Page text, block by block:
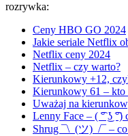
rozrywka:
Ceny HBO GO 2024
Jakie seriale Netflix
Netflix ceny 2024
Netflix – czy warto?
Kierunkowy +12,
Kierunkowy 61 – kto
Uważaj na
Lenny Face – ( ͡° ͜ʖ ͡°)
Shrug ¯\_(ツ)_/¯ –